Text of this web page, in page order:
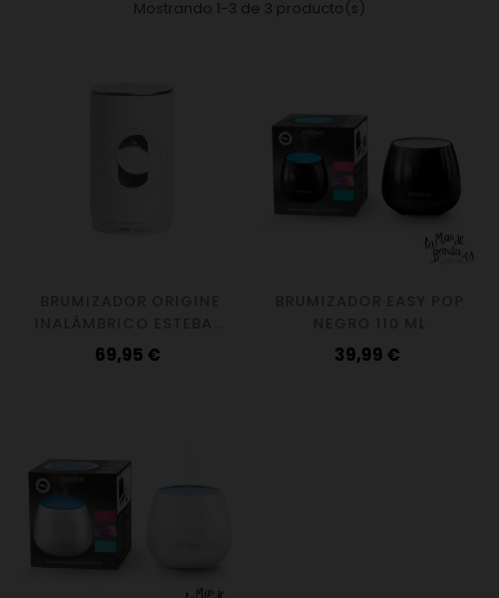
Mostrando 1-3 de 3 producto(s)
PARIS
Precio
69,95 € Precio
39,99 €